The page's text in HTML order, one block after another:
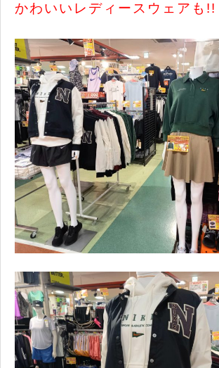
かわいいレディースウェアも!!